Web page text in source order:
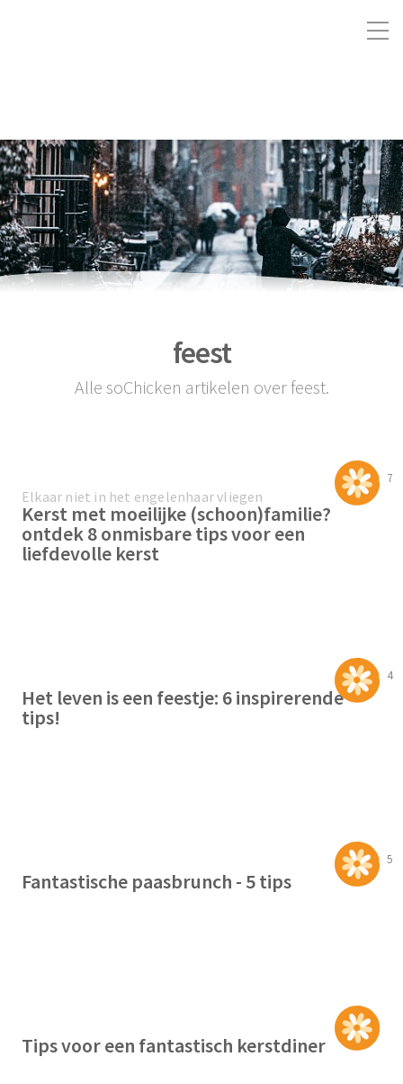
feest
Alle soChicken artikelen over feest.
7
Elkaar niet in het engelenhaar vliegen
Kerst met moeilijke (schoon)familie?
ontdek 8 onmisbare tips voor een
liefdevolle kerst
4
Het leven is een feestje: 6 inspirerende
tips!
5
Fantastische paasbrunch - 5 tips
Tips voor een fantastisch kerstdiner